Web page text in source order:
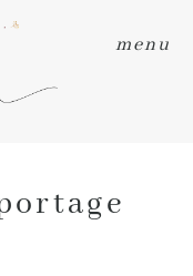
menu